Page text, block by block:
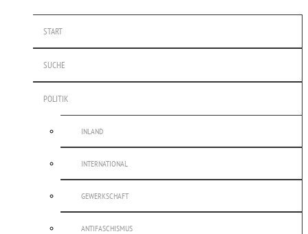
START
SUCHE
POLITIK
INLAND
INTERNATIONAL
GEWERKSCHAFT
ANTIFASCHISMUS